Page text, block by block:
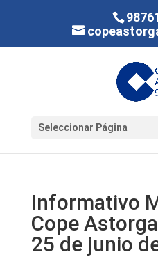
Seleccionar Página
Informativo
Cope
25 de junio